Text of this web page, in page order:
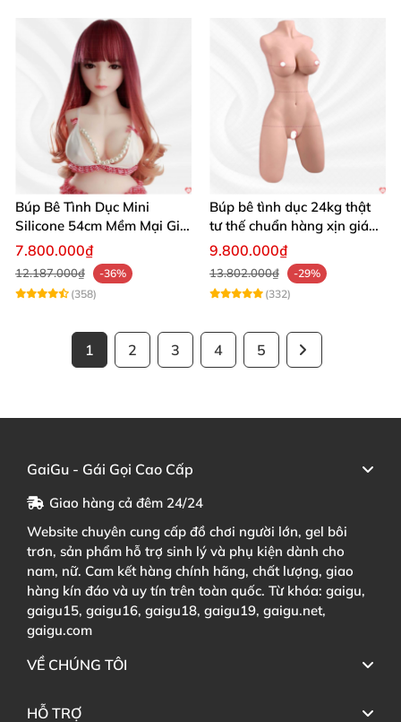
Búp Bê Tình Dục Mini
Silicone 54cm Mềm Mại Giá
Tốt Tặng Quà
7.800.000₫
12.187.000₫
-36%
(358)
Búp bê tình dục 24kg thật
tư thế chuẩn hàng xịn giá
tốt
9.800.000₫
13.802.000₫
-29%
(332)
1 2 3 4 5
GaiGu - Gái Gọi Cao Cấp
Giao hàng cả đêm 24/24
Website chuyên cung cấp đồ chơi người lớn, gel bôi
trơn, sản phẩm hỗ trợ sinh lý và phụ kiện dành cho
nam, nữ. Cam kết hàng chính hãng, chất lượng, giao
hàng kín đáo và uy tín trên toàn quốc. Từ khóa: gaigu,
gaigu15, gaigu16, gaigu18, gaigu19, gaigu.net,
gaigu.com
VỀ CHÚNG TÔI
HỖ TRỢ